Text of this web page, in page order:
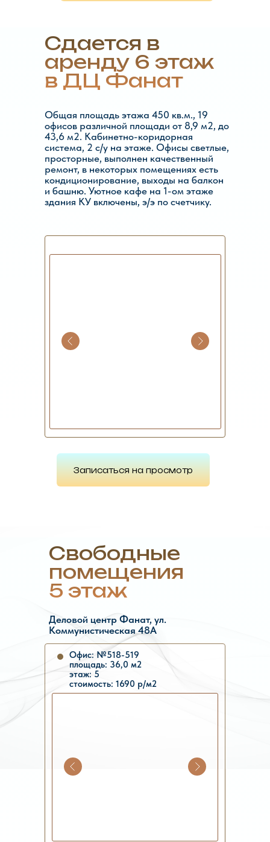
Сдается в
аренду 6 этаж
в ДЦ Фанат
Записаться на просмотр
Общая площадь этажа 450 кв.м., 19
офисов различной площади от 8,9 м2, до
43,6 м2. Кабинетно-коридорная
система, 2 с/у на этаже. Офисы светлые,
просторные, выполнен качественный
ремонт, в некоторых помещениях есть
кондиционирование, выходы на балкон
и башню. Уютное кафе на 1-ом этаже
здания КУ включены, э/э по счетчику.
Свободные
помещения
5 этаж
Офис: №518-519
площадь: 36,0 м2
этаж: 5
стоимость: 1690 р/м2
Деловой центр Фанат, ул.
Коммунистическая 48А